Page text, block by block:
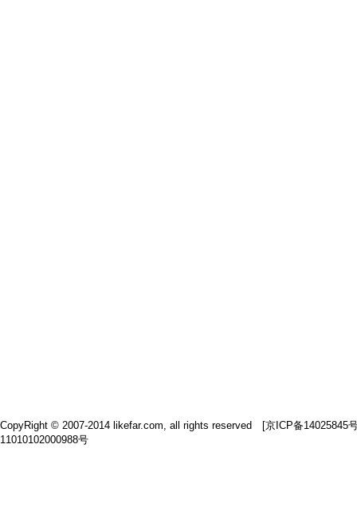
CopyRight © 2007-2014 likefar.com, all rights reserved [京ICP备14025845
11010102000988号